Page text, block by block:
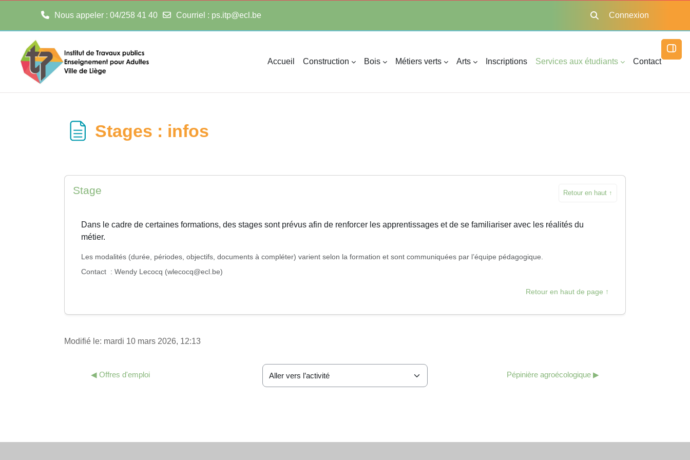
Nous appeler : 04/258 41 40 Courriel : ps.itp@ecl.be
Activer/désactiver la saisie
Connexion
Accueil Construction Bois Métiers verts Arts Inscriptions Services aux étudiants Contact
Stages : infos
Stage Retour en haut ↑
Dans le cadre de certaines formations, des stages sont prévus afin de renforcer les apprentissages et de se familiariser avec les réalités du
métier.
Les modalités (durée, périodes, objectifs, documents à compléter) varient selon la formation et sont communiquées par l’équipe pédagogique.
Contact : Wendy Lecocq (wlecocq@ecl.be)
Retour en haut de page ↑
Modifié le: mardi 10 mars 2026, 12:13
◀︎ Offres d'emploi
Aller vers l’activité
Pépinière agroécologique ▶︎